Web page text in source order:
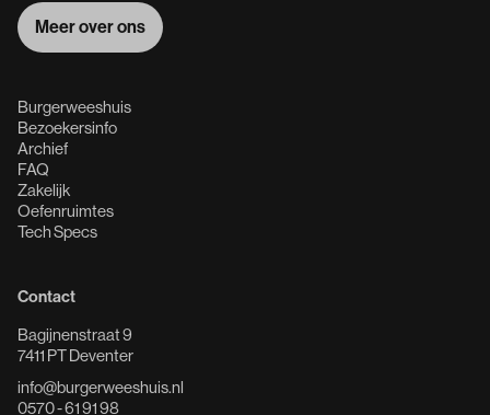
Meer over ons
Burgerweeshuis
Bezoekersinfo
Archief
FAQ
Zakelijk
Oefenruimtes
Tech Specs
Contact
Bagijnenstraat 9
7411 PT Deventer
info@burgerweeshuis.nl
0570 - 61 91 98